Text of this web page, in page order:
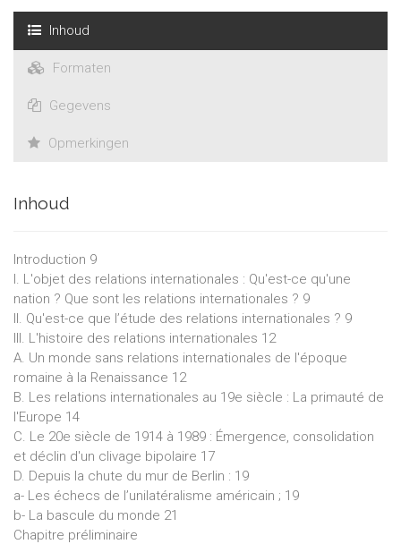
Inhoud
Formaten
Gegevens
Opmerkingen
Inhoud
Introduction 9
I. L'objet des relations internationales : Qu'est-ce qu'une
nation ? Que sont les relations internationales ? 9
II. Qu'est-ce que l’étude des relations internationales ? 9
III. L'histoire des relations internationales 12
A. Un monde sans relations internationales de l'époque
romaine à la Renaissance 12
B. Les relations internationales au 19e siècle : La primauté de
l'Europe 14
C. Le 20e siècle de 1914 à 1989 : Émergence, consolidation
et déclin d'un clivage bipolaire 17
D. Depuis la chute du mur de Berlin : 19
a- Les échecs de l’unilatéralisme américain ; 19
b- La bascule du monde 21
Chapitre préliminaire